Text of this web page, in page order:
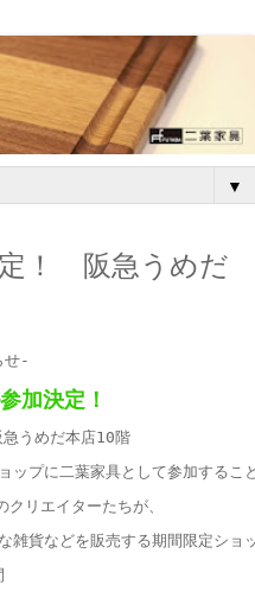
▼
！ 阪急うめだ
せ-
加決定！
うめだ本店10階
ップに二葉家具として参加するこ
クリエイターたちが、
雑貨などを販売する期間限定ショ